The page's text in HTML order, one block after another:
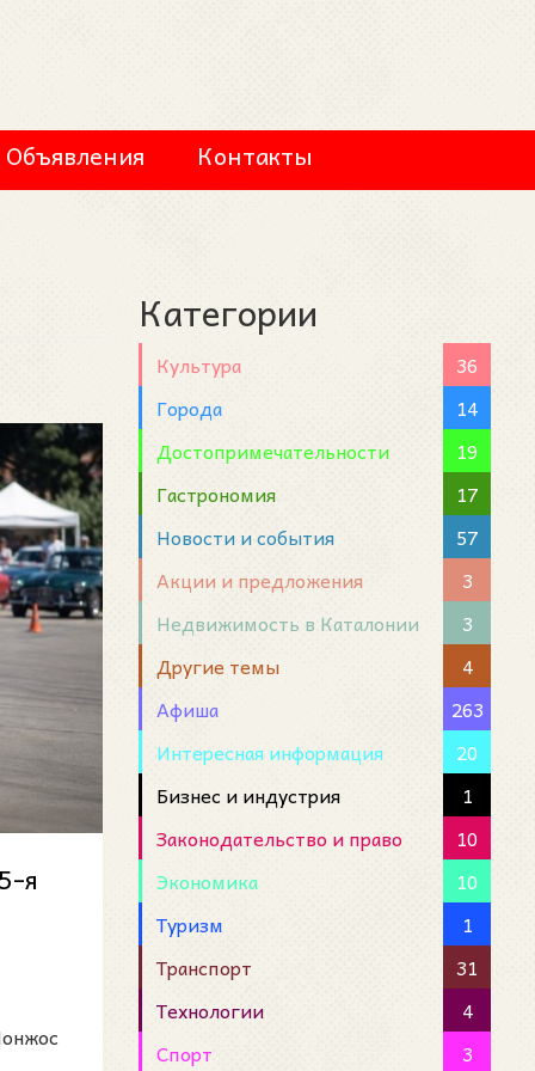
Объявления Контакты
я
Категории
Культура
36
Города
14
Достопримечательности
19
Гастрономия
17
Новости и события
57
Акции и предложения
3
Недвижимость в Каталонии
3
Другие темы
4
Афиша
263
Интересная информация
20
Бизнес и индустрия
1
Законодательство и право
10
Экономика
10
Туризм
1
Транспорт
31
Технологии
4
Спорт
3